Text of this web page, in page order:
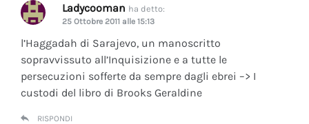
Ladycooman ha detto:
25 Ottobre 2011 alle 15:13
l’Haggadah di Sarajevo, un manoscritto
sopravvissuto all’Inquisizione e a tutte le
persecuzioni sofferte da sempre dagli ebrei –> I
custodi del libro di Brooks Geraldine
RISPONDI